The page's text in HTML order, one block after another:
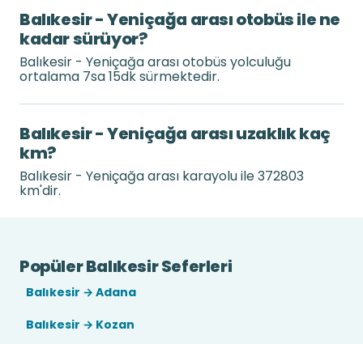
Balıkesir - Yeniçağa arası otobüs ile ne
kadar sürüyor?
Balıkesir - Yeniçağa arası otobüs yolculuğu
ortalama 7sa 15dk sürmektedir.
Balıkesir - Yeniçağa arası uzaklık kaç
km?
Balıkesir - Yeniçağa arası karayolu ile 372803
km'dir.
Popüler Balıkesir Seferleri
Balıkesir → Adana
Balıkesir → Kozan